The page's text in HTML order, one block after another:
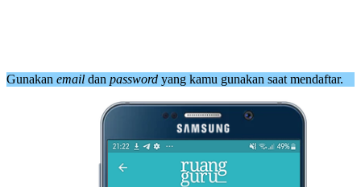
Gunakan email dan password yang kamu gunakan saat mendaftar.